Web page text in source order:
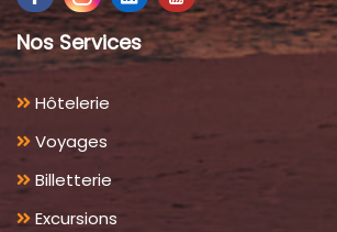
Nos Services
Hôtelerie
Voyages
Billetterie
Excursions